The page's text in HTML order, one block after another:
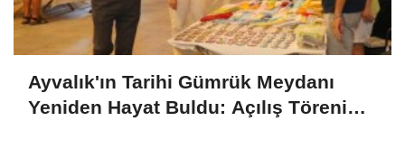
Ayvalık'ın Tarihi Gümrük Meydanı
Yeniden Hayat Buldu: Açılış Töreni